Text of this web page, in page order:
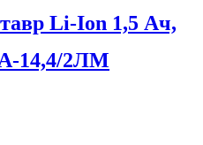
Li-Ion 1,5 Ач,
14,4/2ЛМ